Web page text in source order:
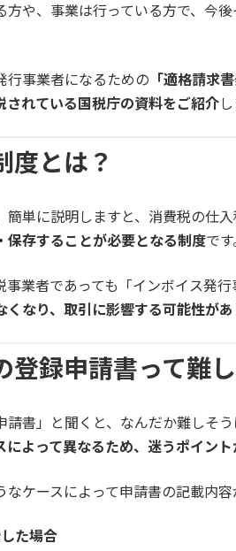
方や、事業は行っている方で、今
行事業者になるための 「適格請求
されている国税庁の資料をご紹介し
度とは？
簡単に説明しますと、消費税の仕入
保存することが必要となる制度です
事業者であっても「インボイス発行
くなり、取引に影響する可能性が
登録申請書って難
請書」と聞くと、なんだか難しそ
によって異なるため、迷うポイント
ケースによって申請書の記載内容
た場合